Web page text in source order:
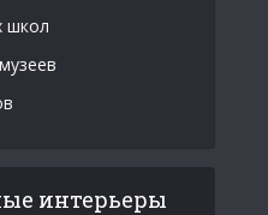
школ
интерьеры